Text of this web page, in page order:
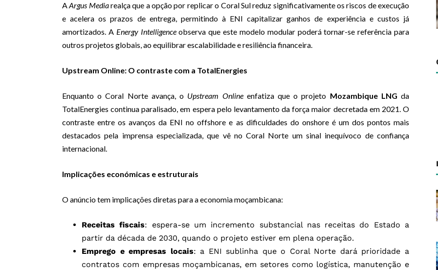
AArgus Mediarealça que a opção por replicar o Coral Sul reduz significativamente os riscos de execução
e acelera os prazos de entrega, permitindo à ENI capitalizar ganhos de experiência e custos já
amortizados. A Energy Intelligenceobserva que este modelo modular poderá tornar-se referência para
outros projetos globais, ao equilibrar escalabilidade e resiliência financeira.
Upstream Online: O contraste com a TotalEnergies
Enquanto o Coral Norte avança, o Upstream Onlineenfatiza que o projeto Mozambique LNG da
TotalEnergies continua paralisado, em espera pelo levantamento da força maior decretada em 2021. O
contraste entre os avanços da ENI no offshore e as dificuldades do onshore é um dos pontos mais
destacados pela imprensa especializada, que vê no Coral Norte um sinal inequívoco de confiança
internacional.
Implicações económicas e estruturais
O anúncio tem implicações diretas para a economia moçambicana:
Receitas fiscais: espera-se um incremento substancial nas receitas do Estado a
partir da década de 2030, quando o projeto estiver em plena operação.
Emprego e empresas locais: a ENI sublinha que o Coral Norte dará prioridade a
contratos com empresas moçambicanas, em setores como logística, manutenção e